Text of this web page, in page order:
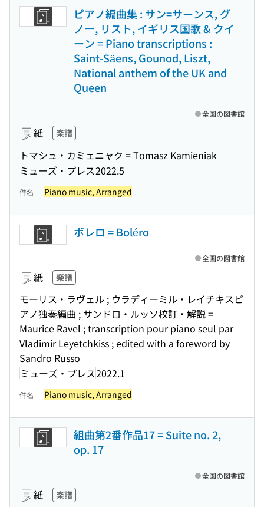
ピアノ編曲集 : サン=サーンス, グ
ノー, リスト, イギリス国歌 & クイ
ーン = Piano transcriptions :
Saint-Säens, Gounod, Liszt,
National anthem of the UK and
Queen
紙 楽譜
トマシュ・カミェニャク = Tomasz Kamieniak
ミューズ・プレス2022.5
全国の図書館
件名 Piano music, Arranged
ボレロ = Boléro
紙 楽譜
モーリス・ラヴェル ; ウラディーミル・レイチキスピ
アノ独奏編曲 ; サンドロ・ルッソ校訂・解説 =
Maurice Ravel ; transcription pour piano seul par
Vladimir Leyetchkiss ; edited with a foreword by
Sandro Russo
ミューズ・プレス2022.1
全国の図書館
件名 Piano music, Arranged
組曲第2番作品17 = Suite no. 2,
op. 17
紙 楽譜
全国の図書館